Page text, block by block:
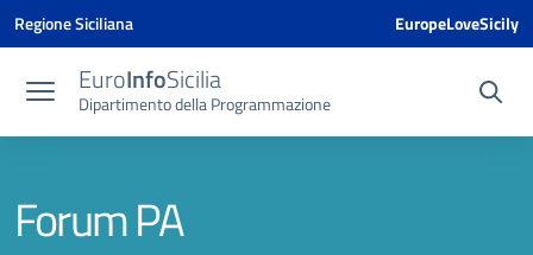
Vai ai contenuti
Vai al menu di navigazione
Vai al footer
Vai al banner delle Cookie Policy
Regione Siciliana EuropeLoveSicily
EuroInfoSicilia
Dipartimento della Programmazione
Forum PA